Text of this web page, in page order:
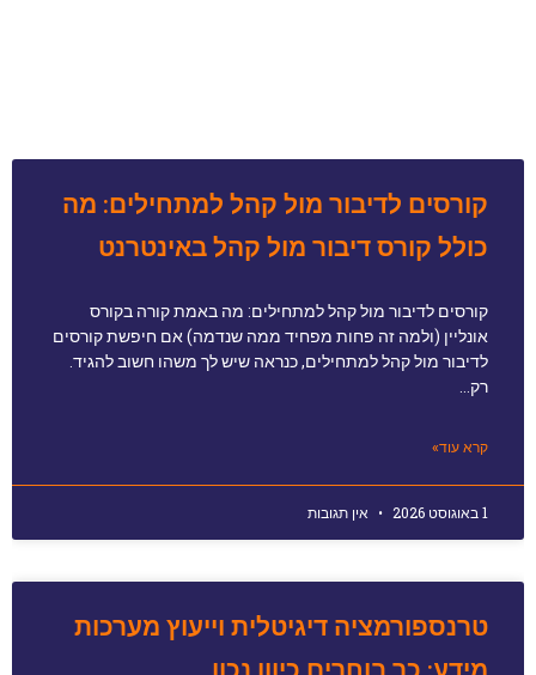
קורסים לדיבור מול קהל למתחילים: מה
כולל קורס דיבור מול קהל באינטרנט
קורסים לדיבור מול קהל למתחילים: מה באמת קורה בקורס
אונליין (ולמה זה פחות מפחיד ממה שנדמה) אם חיפשת קורסים
לדיבור מול קהל למתחילים, כנראה שיש לך משהו חשוב להגיד.
רק…
קרא עוד»
1 באוגוסט 2026 אין תגובות
טרנספורמציה דיגיטלית וייעוץ מערכות